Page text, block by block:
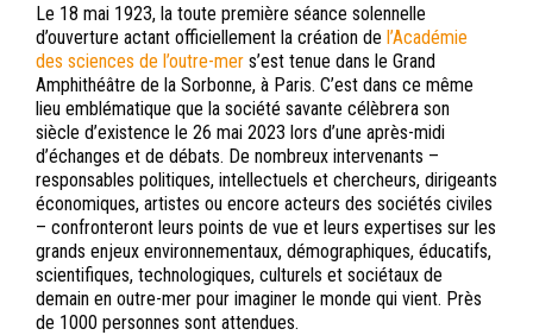
Le 18 mai 1923, la toute première séance solennelle
d’ouverture actant officiellement la création de l’Académie
des sciences de l’outre-mer s’est tenue dans le Grand
Amphithéâtre de la Sorbonne, à Paris. C’est dans ce même
lieu emblématique que la société savante célèbrera son
siècle d’existence le 26 mai 2023 lors d’une après-midi
d’échanges et de débats. De nombreux intervenants –
responsables politiques, intellectuels et chercheurs, dirigeants
économiques, artistes ou encore acteurs des sociétés civiles
– confronteront leurs points de vue et leurs expertises sur les
grands enjeux environnementaux, démographiques, éducatifs,
scientifiques, technologiques, culturels et sociétaux de
demain en outre-mer pour imaginer le monde qui vient. Près
de 1000 personnes sont attendues.